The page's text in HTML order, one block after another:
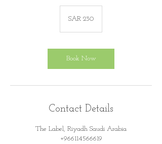
riyalsSAR 230
Book Now
Contact Details
The Label, Riyadh Saudi Arabia
+966114566619